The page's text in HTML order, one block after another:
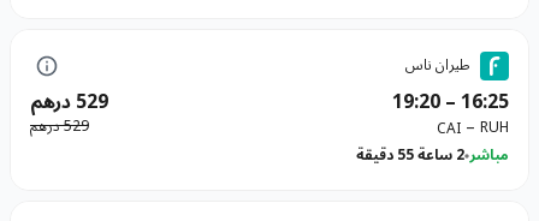
طيران ناس
16:25
–
19:20 529 درهم
RUH
–
CAI
529 درهم
مباشر2 ساعة 55 دقيقة